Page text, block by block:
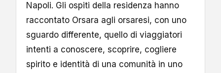
Napoli. Gli ospiti della residenza hanno
raccontato Orsara agli orsaresi, con uno
sguardo differente, quello di viaggiatori
intenti a conoscere, scoprire, cogliere
spirito e identità di una comunità in uno